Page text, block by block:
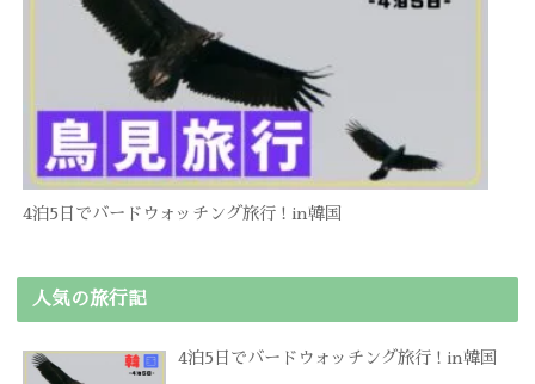
4泊5日でバードウォッチング旅行 ! in韓国
人気の旅行記
4泊5日でバードウォッチング旅行 ! in韓国